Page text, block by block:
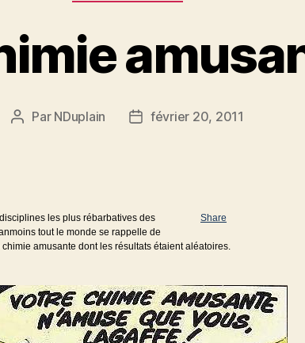
Auteur
Par NDuplain
Datefévrier 20, 2011
Share
les plus rébarbatives des
tout le monde se rappelle de
amusante dont les résultats étaient aléatoires.